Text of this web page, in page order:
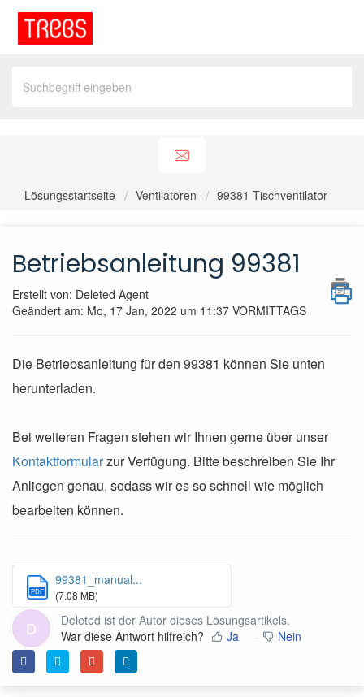
Lösungsstartseite Ventilatoren 99381 Tischventilator
Betriebsanleitung 99381
Erstellt von: Deleted Agent
Geändert am: Mo, 17 Jan, 2022 um 11:37 VORMITTAGS
Die Betriebsanleitung für den 99381 können Sie unten
herunterladen.
Bei weiteren Fragen stehen wir Ihnen gerne über unser
Kontaktformularzur Verfügung. Bitte beschreiben Sie Ihr
Anliegen genau, sodass wir es so schnell wie möglich
bearbeiten können.
PDF
99381_manual...
(7.08 MB)
D
Deleted ist der Autor dieses Lösungsartikels.
War diese Antwort hilfreich?
Ja Nein